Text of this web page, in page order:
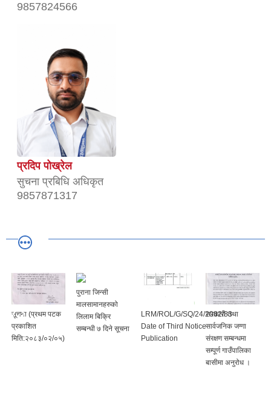
9857824566
प्रदिप पोख्रेल
सुचना प्रबिधि अधिकृत
9857871317
पटक
०५)
पुराना जिन्सी
मालसामानहरुको
लिलाम बिक्रि
सम्बन्धी ७ दिने सूचना
LRM/ROL/G/SQ/24/2082/83
Date of Third Notice
सरकारी तथा
सार्वजनिक जग्गा
संरक्षण सम्बन्धमा
मुल्य पारदर्शिता
सम्बन्धी सूचना